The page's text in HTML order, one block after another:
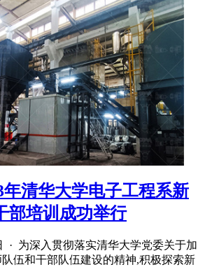
年清华大学电子工程系新
部培训成功举行
· 为深入贯彻落实清华大学党委关于加
伍和干部队伍建设的精神,积极探索新